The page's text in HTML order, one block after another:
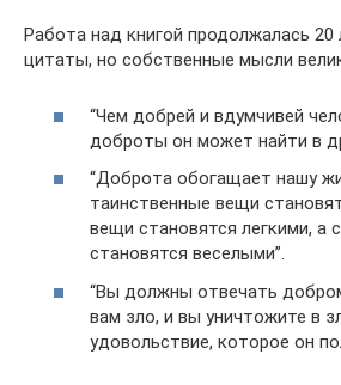
Работа над книгой продолжалась 20
цитаты, но собственные мысли
“Чем добрей и вдумчивей
доброты он может найти в
“Доброта обогащает нашу
таинственные вещи
вещи становятся легкими, а
становятся веселыми”.
“Вы должны отвечать
вам зло, и вы уничтожите в
удовольствие, которое он